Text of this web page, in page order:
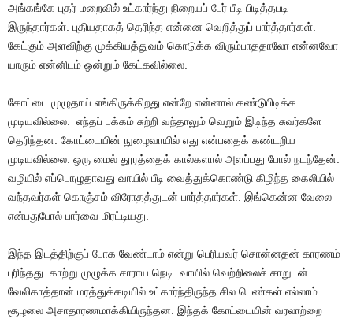
அங்கங்கே புதர் மறைவில் உட்கார்ந்து நிறையப் பேர் பீடி பிடித்தபடி
இருந்தார்கள். புதியதாகத் தெரிந்த என்னை வெறித்துப் பார்த்தார்கள்.
கேட்கும் அளவிற்கு முக்கியத்துவம் கொடுக்க விரும்பாததாலோ என்னவோ
யாரும் என்னிடம் ஒன்றும் கேட்கவில்லை.
கோட்டை முழுதாய் எங்கிருக்கிறது என்றே என்னால் கண்டுபிடிக்க
முடியவில்லை. எந்தப் பக்கம் சுற்றி வந்தாலும் வெறும் இடிந்த சுவர்களே
தெரிந்தன. கோட்டையின் நுழைவாயில் எது என்பதைக் கண்டறிய
முடியவில்லை. ஒரு மைல் தூரத்தைக் கால்களால் அளப்பது போல் நடந்தேன்.
வழியில் எப்பொழுதாவது வாயில் பீடி வைத்துக்கொண்டு கிழிந்த கைலியில்
வந்தவர்கள் கொஞ்சம் விரோதத்துடன் பார்த்தார்கள். இங்கென்ன வேலை
என்பதுபோல் பார்வை மிரட்டியது.
இந்த இடத்திற்குப் போக வேண்டாம் என்று பெரியவர் சொன்னதன் காரணம்
புரிந்தது. காற்று முழுக்க சாராய நெடி. வாயில் வெற்றிலைச் சாறுடன்
வேலிகாத்தான் மரத்துக்கடியில் உட்கார்ந்திருந்த சில பெண்கள் எல்லாம்
சூழலை அசாதாரணமாக்கியிருந்தன. இந்தக் கோட்டையின் வரலாற்றை